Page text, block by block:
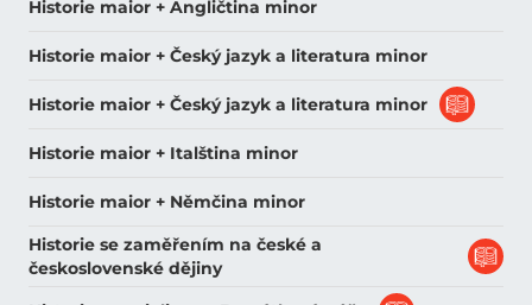
Historie maior + Angličtina minor
Historie maior + Český jazyk a literatura minor
Historie maior + Český jazyk a literatura minor
Historie maior + Italština minor
Historie maior + Němčina minor
Historie se zaměřením na české a
československé dějiny